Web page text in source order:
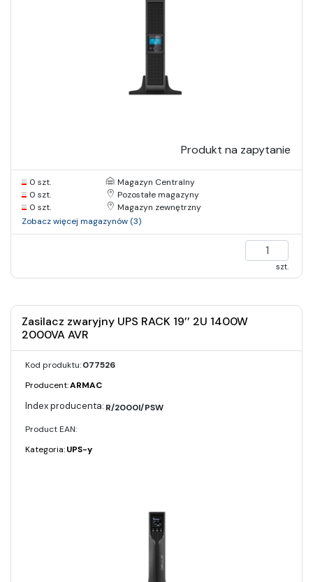
Produkt na zapytanie
0 szt.
Magazyn Centralny
0 szt.
Pozostałe magazyny
0 szt.
Magazyn zewnętrzny
Zobacz więcej magazynów (3)
szt.
Zasilacz zwaryjny UPS RACK 19’’ 2U 1400W
2000VA AVR
Kod produktu:077526
Producent:ARMAC
R/2000I/PSW
Product EAN:
Kategoria:UPS-y